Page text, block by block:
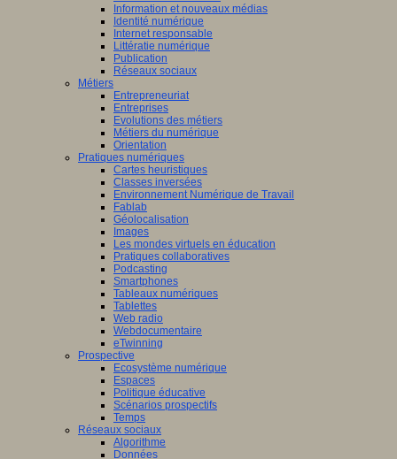
Information et nouveaux médias
Identité numérique
Internet responsable
Littératie numérique
Publication
Réseaux sociaux
Métiers
Entrepreneuriat
Entreprises
Evolutions des métiers
Métiers du numérique
Orientation
Pratiques numériques
Cartes heuristiques
Classes inversées
Environnement Numérique de Travail
Fablab
Géolocalisation
Images
Les mondes virtuels en éducation
Pratiques collaboratives
Podcasting
Smartphones
Tableaux numériques
Tablettes
Web radio
Webdocumentaire
eTwinning
Prospective
Ecosystème numérique
Espaces
Politique éducative
Scénarios prospectifs
Temps
Réseaux sociaux
Algorithme
Données